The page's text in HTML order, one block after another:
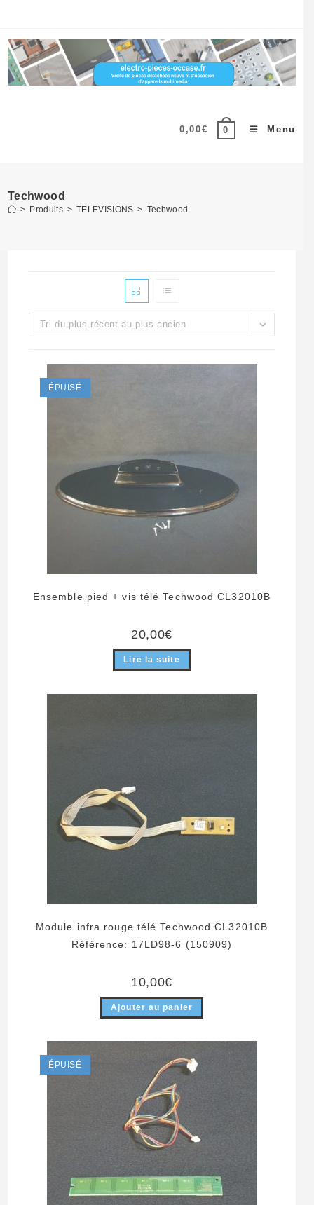
content
0,00€ 0 Menu
Techwood
> Produits > TELEVISIONS > Techwood
Tri du plus récent au plus ancien
ÉPUISÉ
Ensemble pied + vis télé Techwood CL32010B
20,00€
Lire la suite
Module infra rouge télé Techwood CL32010B
Référence: 17LD98-6 (150909)
10,00€
Ajouter au panier
ÉPUISÉ